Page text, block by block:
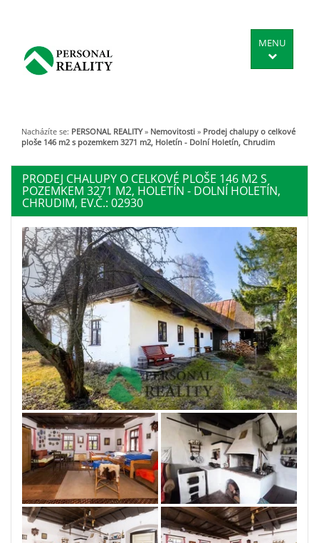
MENU
Nacházíte se: PERSONAL REALITY » Nemovitosti » Prodej chalupy o celkové
ploše 146 m2 s pozemkem 3271 m2, Holetín - Dolní Holetín, Chrudim
PRODEJ CHALUPY O CELKOVÉ PLOŠE 146 M2 S
POZEMKEM 3271 M2, HOLETÍN - DOLNÍ HOLETÍN,
CHRUDIM, EV.Č.: 02930